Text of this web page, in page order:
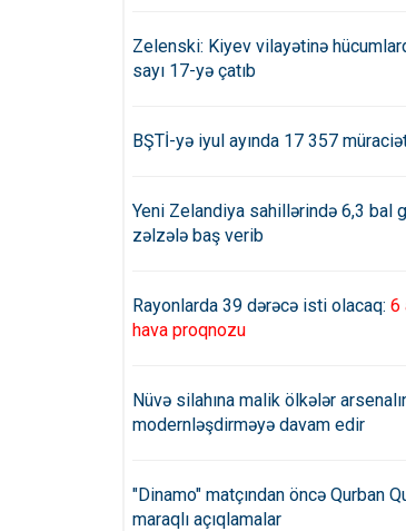
Zelenski: Kiyev vilayətinə
sayı 17-yə çatıb
BŞTİ-yə iyul ayında 17 357
Yeni Zelandiya sahillərində 6,3 bal
zəlzələ baş verib
Rayonlarda 39 dərəcə isti olacaq: 6
hava proqnozu
Nüvə silahına malik ölkələr
modernləşdirməyə davam edir
"Dinamo" matçından öncə Qurban
maraqlı açıqlamalar